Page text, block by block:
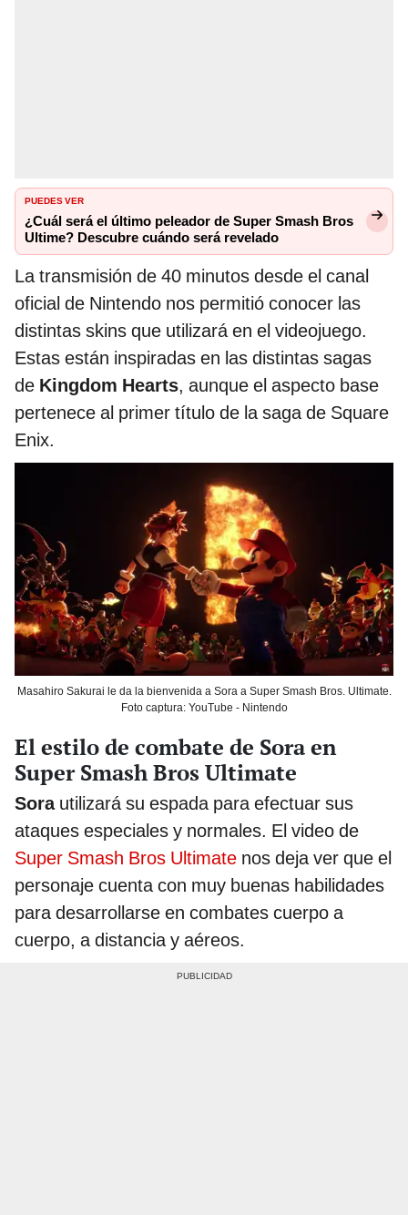
PUEDES VER
¿Cuál será el último peleador de Super Smash Bros
Ultime? Descubre cuándo será revelado
La transmisión de 40 minutos desde el canal
oficial de Nintendo nos permitió conocer las
distintas skins que utilizará en el videojuego.
Estas están inspiradas en las distintas sagas
de Kingdom Hearts, aunque el aspecto base
pertenece al primer título de la saga de Square
Enix.
Masahiro Sakurai le da la bienvenida a Sora a Super Smash Bros. Ultimate.
Foto captura: YouTube - Nintendo
El estilo de combate de Sora en
Super Smash Bros Ultimate
Sora utilizará su espada para efectuar sus
ataques especiales y normales. El video de
Super Smash Bros Ultimate nos deja ver que el
personaje cuenta con muy buenas habilidades
para desarrollarse en combates cuerpo a
cuerpo, a distancia y aéreos.